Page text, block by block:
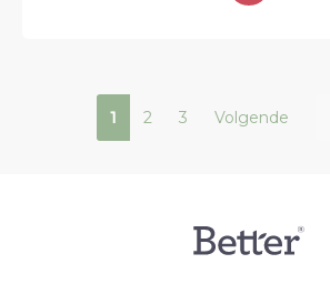
1 2 3 Volgende